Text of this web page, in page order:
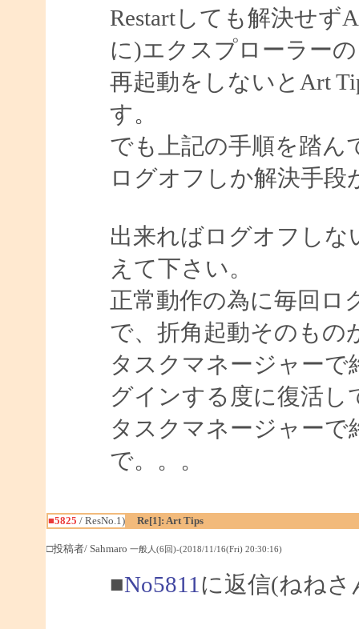
Restartしても解決せず
に)エクスプローラーの
再起動をしないとArt
す。
でも上記の手順を踏ん
ログオフしか解決手段
出来ればログオフしな
えて下さい。
正常動作の為に毎回ロ
で、折角起動そのもの
タスクマネージャーで
グインする度に復活し
タスクマネージャー
で。。。
■5825 / ResNo.1) Re[1]: Art Tips
□投稿者/ Sahmaro 一般人(6回)-(2018/11/16(Fri) 20:30:16)
■No5811 に返信(ねねさ